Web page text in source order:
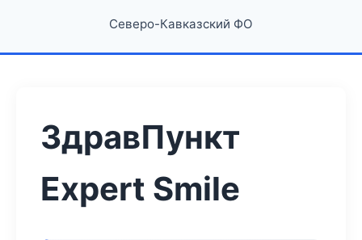
Северо-Кавказский ФО
ЗдравПункт
Expert Smile